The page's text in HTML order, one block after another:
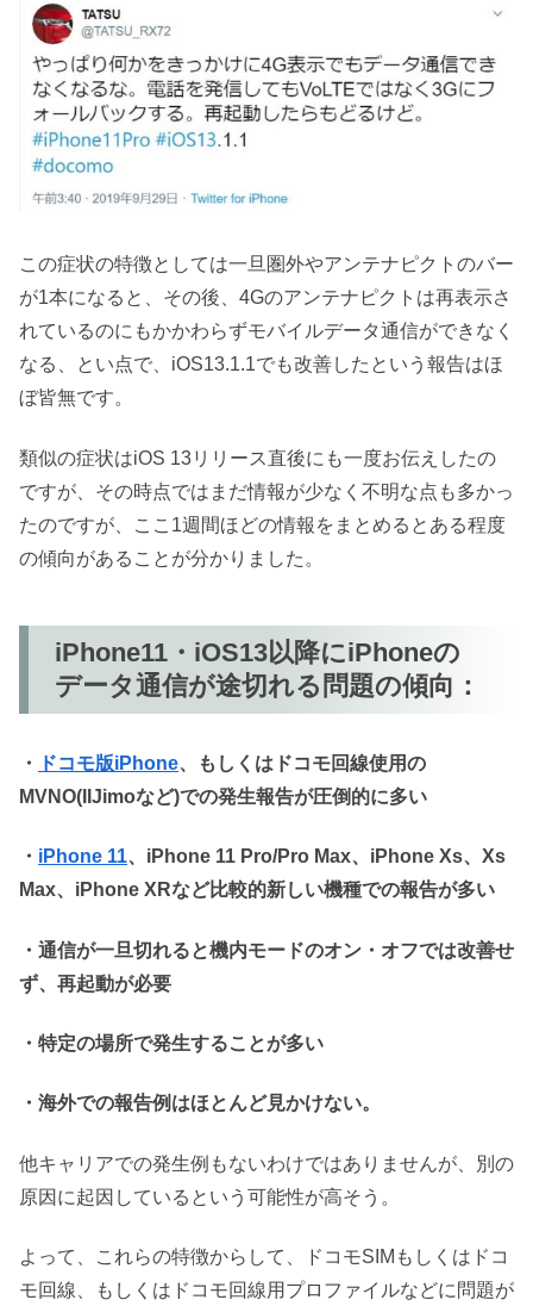
この症状の特徴としては一旦圏外やアンテナピクトのバー
が1本になると、その後、4Gのアンテナピクトは再表示さ
れているのにもかかわらずモバイルデータ通信ができなく
なる、とい点で、iOS13.1.1でも改善したという報告はほ
ぼ皆無です。
類似の症状はiOS 13リリース直後にも一度お伝えしたの
ですが、その時点ではまだ情報が少なく不明な点も多かっ
たのですが、ここ1週間ほどの情報をまとめるとある程度
の傾向があることが分かりました。
iPhone11・iOS13以降にiPhoneの
データ通信が途切れる問題の傾向：
・ ドコモ版iPhone、もしくはドコモ回線使用の
MVNO(IIJimoなど)での発生報告が圧倒的に多い
・ iPhone 11、iPhone 11 Pro/Pro Max、iPhone Xs、Xs
Max、iPhone XRなど比較的新しい機種での報告が多い
・通信が一旦切れると機内モードのオン・オフでは改善せ
ず、再起動が必要
・特定の場所で発生することが多い
・海外での報告例はほとんど見かけない。
他キャリアでの発生例もないわけではありませんが、別の
原因に起因しているという可能性が高そう。
よって、これらの特徴からして、ドコモSIMもしくはドコ
モ回線、もしくはドコモ回線用プロファイルなどに問題が